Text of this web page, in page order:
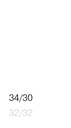
34/30
32/32